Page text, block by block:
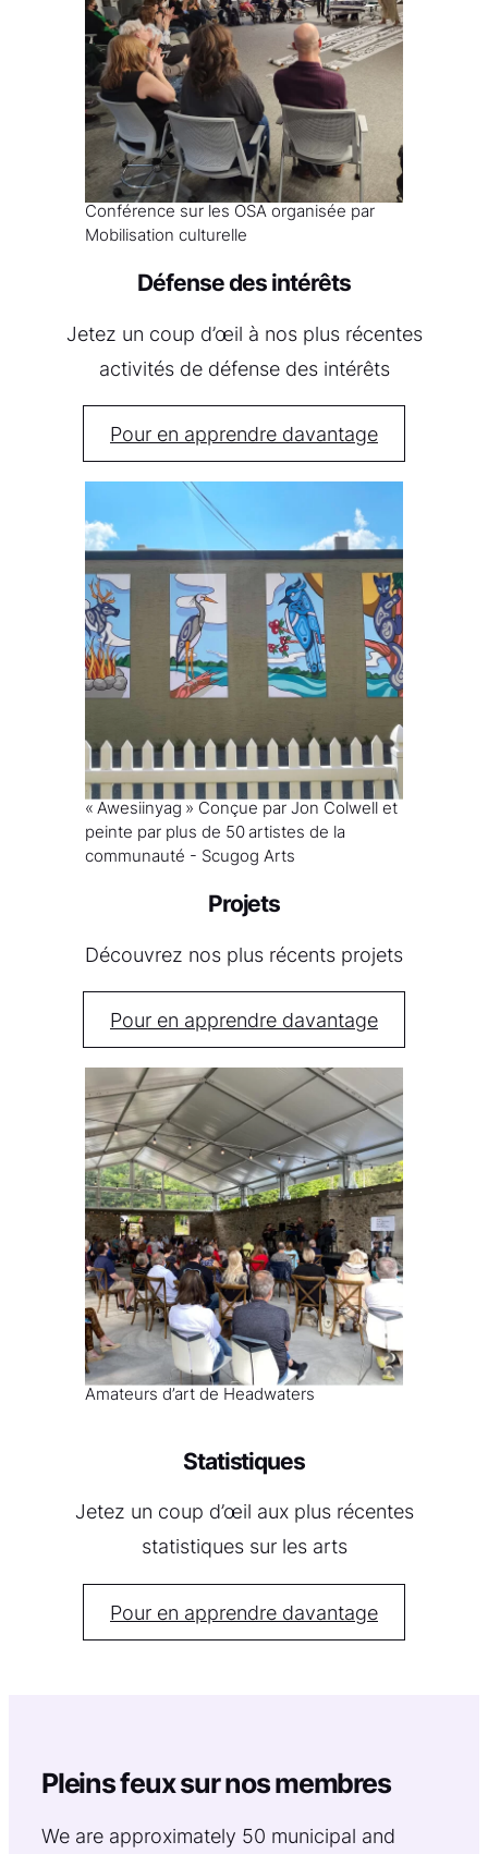
Conférence sur les OSA organisée par
Mobilisation culturelle
Défense des intérêts
Jetez un coup d’œil à nos plus récentes
activités de défense des intérêts
Pour en apprendre davantage
« Awesiinyag » Conçue par Jon Colwell et
peinte par plus de 50 artistes de la
communauté - Scugog Arts
Projets
Découvrez nos plus récents projets
Pour en apprendre davantage
Amateurs d’art de Headwaters
Statistiques
Jetez un coup d’œil aux plus récentes
statistiques sur les arts
Pour en apprendre davantage
Pleins feux sur nos membres
We are approximately 50 municipal and